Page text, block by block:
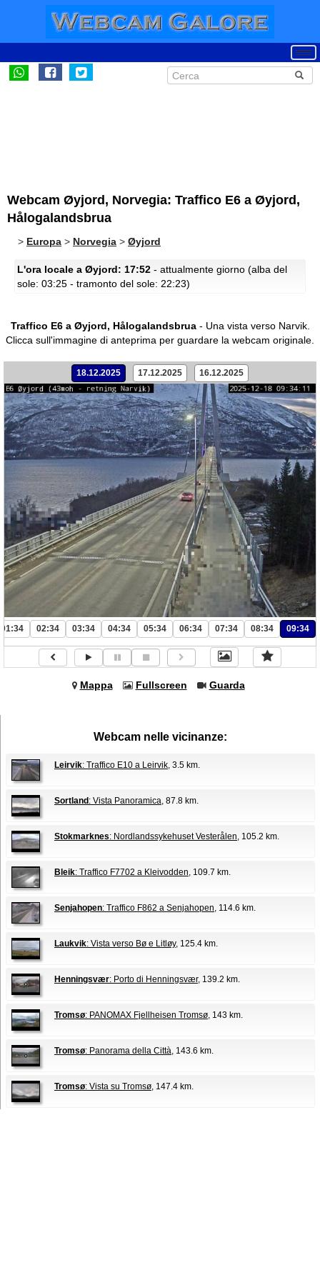
Webcam Øyjord, Norvegia: Traffico E6 a Øyjord,
Hålogalandsbrua
> Europa > Norvegia > Øyjord
L'ora locale a Øyjord: 17:52 - attualmente giorno (alba del
sole: 03:25 - tramonto del sole: 22:23)
Traffico E6 a Øyjord, Hålogalandsbrua- Una vista verso Narvik.
Clicca sull'immagine di anteprima per guardare la webcam originale.
18.12.2025 17.12.2025 16.12.2025
01:34 02:34 03:34 04:34 05:34 06:34 07:34 08:34 09:34
Mappa Fullscreen Guarda
Webcam nelle vicinanze:
Leirvik: Traffico E10 a Leirvik, 3.5 km.
Sortland : Vista Panoramica, 87.8 km.
Stokmarknes: Nordlandssykehuset Vesterålen, 105.2 km.
Bleik: Traffico F7702 a Kleivodden, 109.7 km.
Senjahopen: Traffico F862 a Senjahopen, 114.6 km.
Laukvik: Vista verso Bø e Litløy, 125.4 km.
Henningsvær: Porto di Henningsvær, 139.2 km.
Tromsø: PANOMAX Fjellheisen Tromsø, 143 km.
Tromsø: Panorama della Città, 143.6 km.
Tromsø: Vista su Tromsø, 147.4 km.